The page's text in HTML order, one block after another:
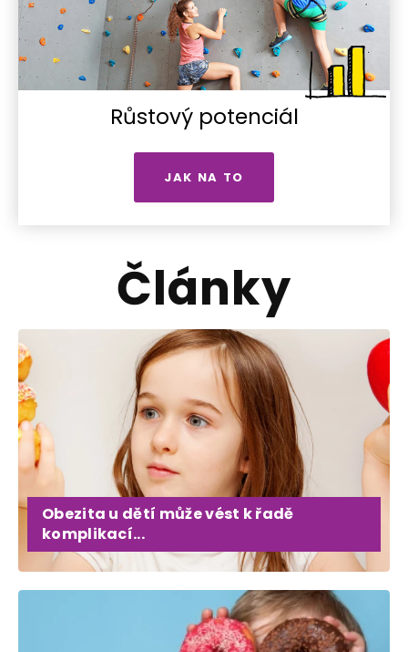
Růstový potenciál
JAK NA TO
Články
Obezita u dětí může vést k řadě
komplikací...